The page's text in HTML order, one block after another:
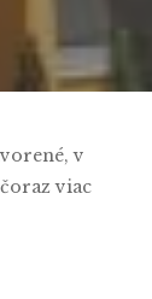
v
viac